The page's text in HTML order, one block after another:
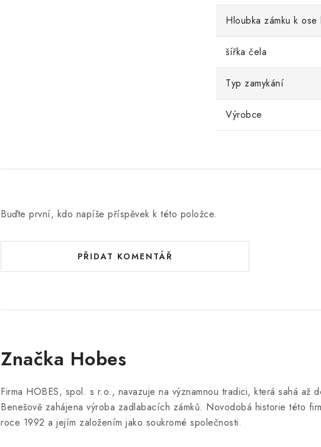
Hloubka zámku k ose
šířka čela
Typ zamykání
Výrobce
Buďte první, kdo napíše příspěvek k této položce.
PŘIDAT KOMENTÁŘ
Značka Hobes
Firma HOBES, spol. s r.o., navazuje na významnou tradici, která sahá až
Benešově zahájena výroba zadlabacích zámků. Novodobá historie této
roce 1992 a jejím založením jako soukromé společnosti.